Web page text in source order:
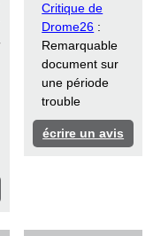
Critique de
Drome26 :
Remarquable
document sur
une période
trouble
écrire un avis